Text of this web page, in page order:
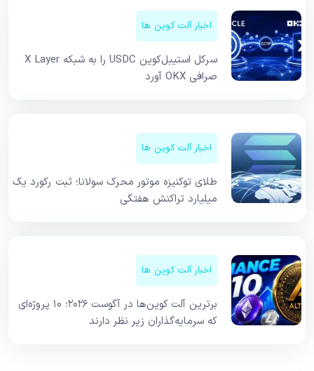
اخبار آلت کوین ها
سرکل استیبل‌کوین USDC را به شبکه X Layer
صرافی OKX آورد
اخبار آلت کوین ها
طلای توکنیزه موتور محرک سولانا؛ ثبت رکورد یک
میلیارد تراکنش هفتگی
اخبار آلت کوین ها
برترین آلت کوین‌ها در آگوست ۲۰۲۶؛ ۱۰ پروژه‌ای
که سرمایه‌گذاران زیر نظر دارند